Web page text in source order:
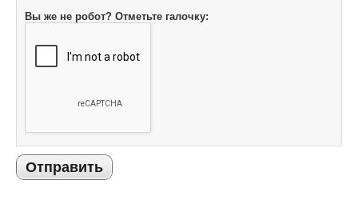
Вы же не робот? Отметьте галочку:
Отправить